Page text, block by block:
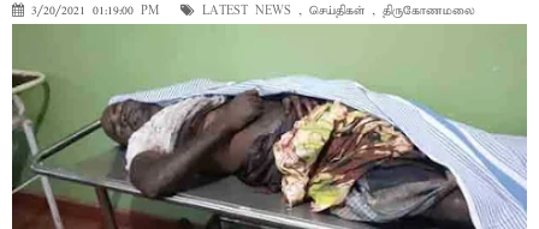
3/20/2021 01:19:00 PM LATEST NEWS , செய்திகள் , திருகோணமலை